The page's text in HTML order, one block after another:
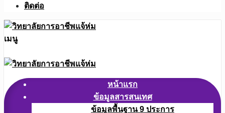
ติดต่อ
เมนู
หน้าแรก
ข้อมูลสารสนเทศ
ข้อมูลพื้นฐาน 9 ประการ